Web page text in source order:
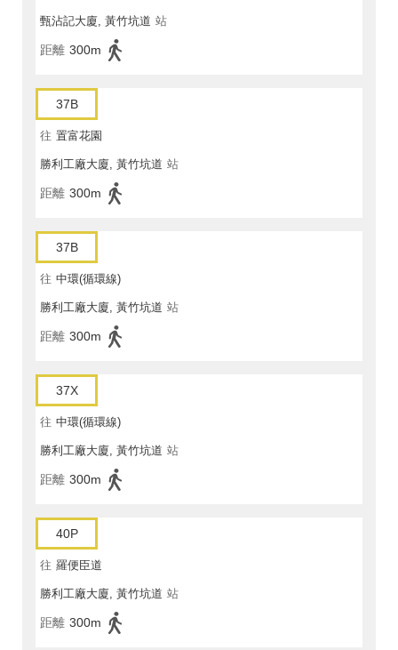
甄沾記大廈, 黃竹坑道 站
距離 300m
37B
往 置富花園
勝利工廠大廈, 黃竹坑道 站
距離 300m
37B
往 中環(循環線)
勝利工廠大廈, 黃竹坑道 站
距離 300m
37X
往 中環(循環線)
勝利工廠大廈, 黃竹坑道 站
距離 300m
40P
往 羅便臣道
勝利工廠大廈, 黃竹坑道 站
距離 300m